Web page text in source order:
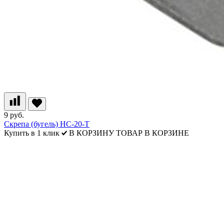
9 руб.
Скрепа (бугель) НС-20-Т
Купить в 1 клик
В КОРЗИНУ ТОВАР В КОРЗИНЕ